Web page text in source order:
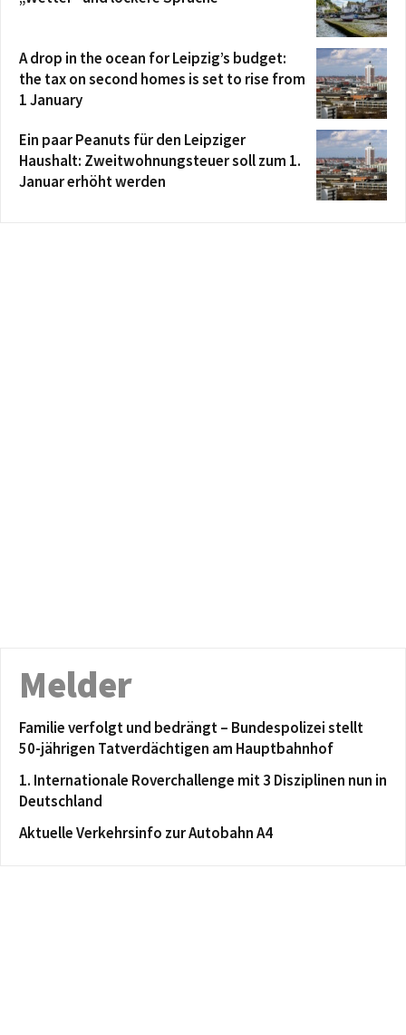
A drop in the ocean for Leipzig’s budget:
the tax on second homes is set to rise from
1 January
Ein paar Peanuts für den Leipziger
Haushalt: Zweitwohnungsteuer soll zum 1.
Januar erhöht werden
Melder
Familie verfolgt und bedrängt – Bundespolizei stellt
50-jährigen Tatverdächtigen am Hauptbahnhof
1. Internationale Roverchallenge mit 3 Disziplinen nun in
Deutschland
Aktuelle Verkehrsinfo zur Autobahn A4